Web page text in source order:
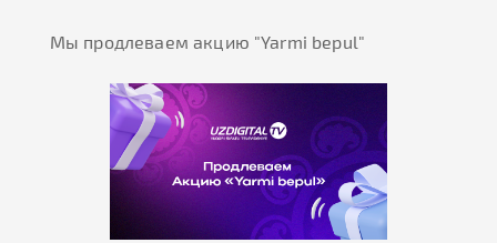
Мы продлеваем акцию "Yarmi bepul"